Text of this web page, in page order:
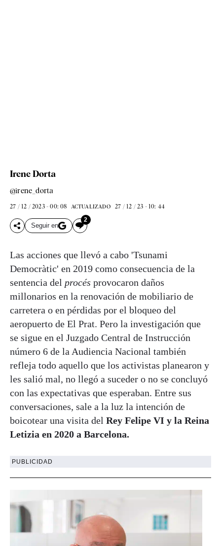
Irene Dorta
@irene_dorta
27 / 12 / 2023 - 00: 08 ACTUALIZADO 27 / 12 / 23 - 10: 44
Seguir en
2
Las acciones que llevó a cabo 'Tsunami
Democràtic' en 2019 como consecuencia de la
sentencia del procés provocaron daños
millonarios en la renovación de mobiliario de
carretera o en pérdidas por el bloqueo del
aeropuerto de El Prat. Pero la investigación que
se sigue en el Juzgado Central de Instrucción
número 6 de la Audiencia Nacional también
refleja todo aquello que los activistas planearon y
les salió mal, no llegó a suceder o no se concluyó
con las expectativas que esperaban. Entre sus
conversaciones, sale a la luz la intención de
boicotear una visita del Rey Felipe VI y la Reina
Letizia en 2020 a Barcelona.
PUBLICIDAD